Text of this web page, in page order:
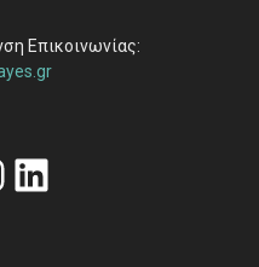
Επικοινωνίας:
Linkedin